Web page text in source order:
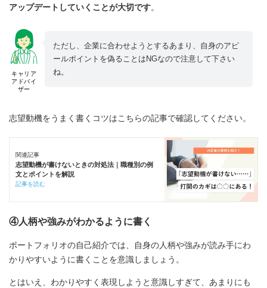
アップデートしていくことが大切です。
キャリア
アドバイ
ザー
ただし、企業に合わせようとするあまり、自身のアピ
ールポイントを偽ることはNGなので注意して下さい
ね。
志望動機をうまく書くコツはこちらの記事で確認してください。
関連記事
志望動機が書けないときの対処法｜職種別の例
文とポイントを解説
記事を読む
④人柄や強みがわかるように書く
ポートフォリオの自己紹介では、自身の人柄や強みが読み手にわ
かりやすいように書くことを意識しましょう。
とはいえ、わかりやすく表現しようと意識しすぎて、あまりにも